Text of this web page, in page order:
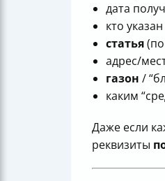
дата
кто
статья
адрес/
газон /
каким
Даже если
реквизиты